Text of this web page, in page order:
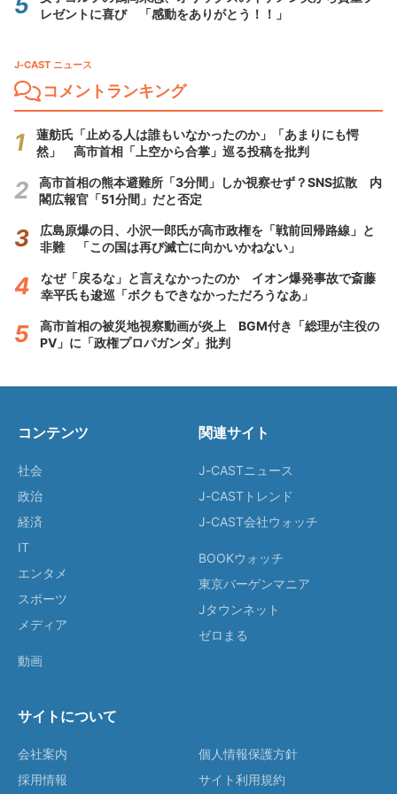
レゼントに喜び 「感動をありがとう！！」
J-CAST ニュース
コメントランキング
蓮舫氏「止める人は誰もいなかったのか」「あまりにも愕
然」 高市首相「上空から合掌」巡る投稿を批判
高市首相の熊本避難所「3分間」しか視察せず？SNS拡散 内
閣広報官「51分間」だと否定
広島原爆の日、小沢一郎氏が高市政権を「戦前回帰路線」と
非難 「この国は再び滅亡に向かいかねない」
なぜ「戻るな」と言えなかったのか イオン爆発事故で斎藤
幸平氏も逡巡「ボクもできなかっただろうなあ」
高市首相の被災地視察動画が炎上 BGM付き「総理が主役の
PV」に「政権プロパガンダ」批判
コンテンツ
社会
政治
経済
IT
エンタメ
スポーツ
メディア
動画
関連サイト
J-CASTニュース
J-CASTトレンド
J-CAST会社ウォッチ
BOOKウォッチ
東京バーゲンマニア
Jタウンネット
ゼロまる
サイトについて
会社案内
採用情報
個人情報保護方針
サイト利用規約